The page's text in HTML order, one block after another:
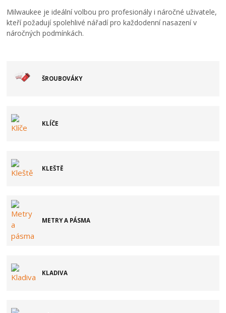
Milwaukee je ideální volbou pro profesionály i náročné uživatele,
kteří požadují spolehlivé nářadí pro každodenní nasazení v
náročných podmínkách.
ŠROUBOVÁKY
KLÍČE
KLEŠTĚ
METRY A PÁSMA
KLADIVA